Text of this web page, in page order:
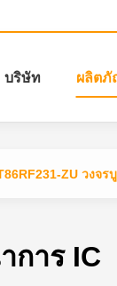
บริษัท ผลิต
ZU วงจ
การ IC